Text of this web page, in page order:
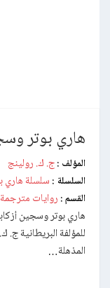
هاري بوتر
المؤلف : ج. ك. رولينج
السلسلة : سلسلة هاري
القسم : روايات مترجمة
هاري بوتر وسجين
المذهلة…